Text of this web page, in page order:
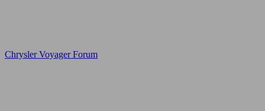
Chrysler Voyager Forum